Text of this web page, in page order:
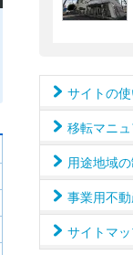
サイトの
移転マニ
用途地域
事業用不
サイトマ